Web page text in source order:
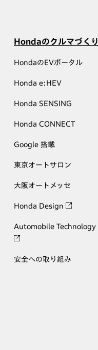
Hondaのクルマづくり
HondaのEVポータル
Honda e:HEV
Honda SENSING
Honda CONNECT
Google 搭載
東京オートサロン
大阪オートメッセ
Honda Design
Automobile Technology
安全への取り組み